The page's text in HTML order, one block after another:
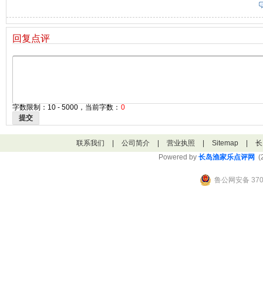
回复点评
字数限制：10 - 5000，当前字数： 0
提交
联系我们 公司简介 营业执照 Sitemap
Powered by 长岛渔家乐点评网
鲁公网安备